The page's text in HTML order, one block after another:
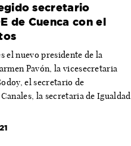
secretario
de Cuenca con el
el nuevo presidente de la
Pavón, la vicesecretaria
el secretario de
la secretaria de Igualdad